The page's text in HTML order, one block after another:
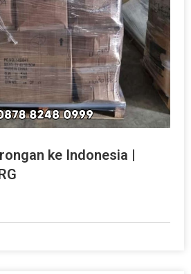
ke Indonesia |